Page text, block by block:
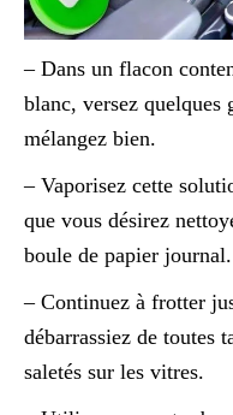
– Dans un flacon
blanc, versez quelques
mélangez bien.
– Vaporisez cette
que vous désirez
boule de papier journal.
– Continuez à frotter
débarrassiez de toutes
saletés sur les vitres.